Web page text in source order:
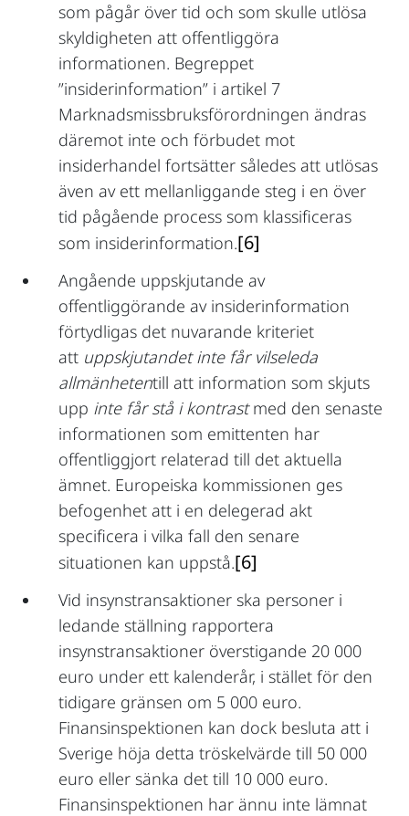
som pågår över tid och som skulle utlösa
skyldigheten att offentliggöra
informationen. Begreppet
”insiderinformation” i artikel 7
Marknadsmissbruksförordningen ändras
däremot inte och förbudet mot
insiderhandel fortsätter således att utlösas
även av ett mellanliggande steg i en över
tid pågående process som klassificeras
som insiderinformation.[6]
Angående uppskjutande av
offentliggörande av insiderinformation
förtydligas det nuvarande kriteriet
att uppskjutandet inte får vilseleda
allmänhetentill att information som skjuts
upp inte får stå i kontrastmed den senaste
informationen som emittenten har
offentliggjort relaterad till det aktuella
ämnet. Europeiska kommissionen ges
befogenhet att i en delegerad akt
specificera i vilka fall den senare
situationen kan uppstå.[6]
Vid insynstransaktioner ska personer i
ledande ställning rapportera
insynstransaktioner överstigande 20 000
euro under ett kalenderår, i stället för den
tidigare gränsen om 5 000 euro.
Finansinspektionen kan dock besluta att i
Sverige höja detta tröskelvärde till 50 000
euro eller sänka det till 10 000 euro.
Finansinspektionen har ännu inte lämnat